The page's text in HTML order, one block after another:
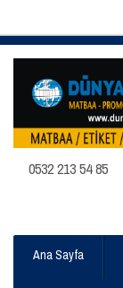
0532 213 54 85
Ana Sayfa